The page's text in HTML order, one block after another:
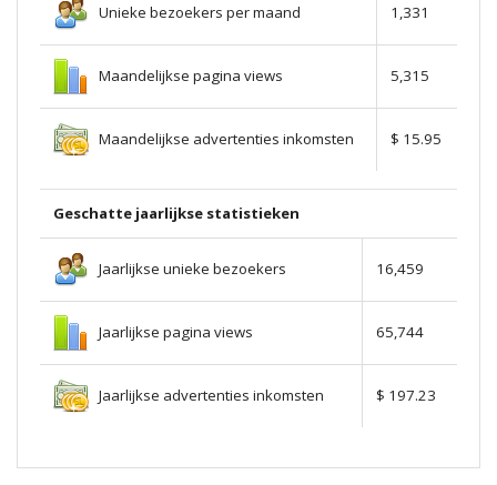
Unieke bezoekers per maand 1,331
Maandelijkse pagina views 5,315
Maandelijkse advertenties inkomsten $ 15.95
Geschatte jaarlijkse statistieken
Jaarlijkse unieke bezoekers 16,459
Jaarlijkse pagina views 65,744
Jaarlijkse advertenties inkomsten $ 197.23